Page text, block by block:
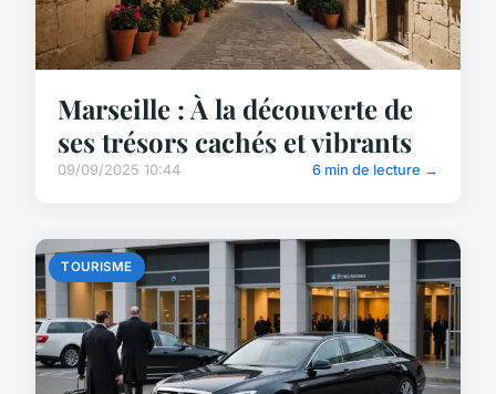
Marseille : À la découverte de
ses trésors cachés et vibrants
09/09/2025 10:44 6 min de lecture →
TOURISME